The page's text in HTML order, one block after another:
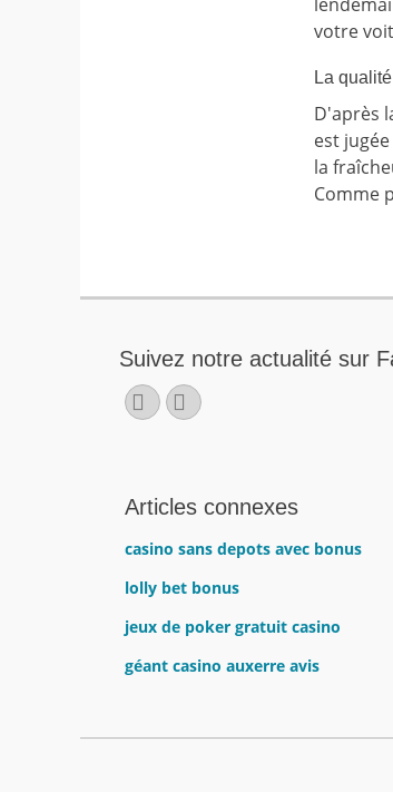
votre
La
D'après
est
la
Comme
Suivez notre actualité sur
Facebook
E-
mail
Articles connexes
casino sans depots avec bonus
lolly bet bonus
jeux de poker gratuit casino
géant casino auxerre avis